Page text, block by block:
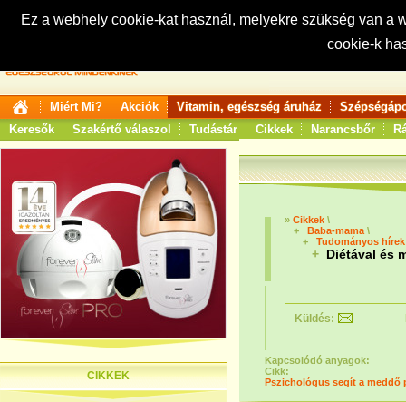
Ez a webhely cookie-kat használ, melyekre szükség van
cookie-k
Keresés:
Miért Mi? Akciók Vitamin, egészség áruház
Keresők
Szakértő válaszol Tudástár Cikkek Narancsbőr
CIKKEK
» Cikkek \
+
Baba-mama \
+
Tudományos
+ Diétával és
Küldés:
Kapcsolódó anyagok:
Cikk:
Pszichológus segít a meddő